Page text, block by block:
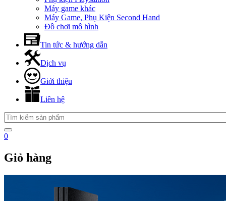
Máy game khác
Máy Game, Phụ Kiện Second Hand
Đồ chơi mô hình
Tin tức & hướng dẫn
Dịch vụ
Giới thiệu
Liên hệ
0
Giỏ hàng